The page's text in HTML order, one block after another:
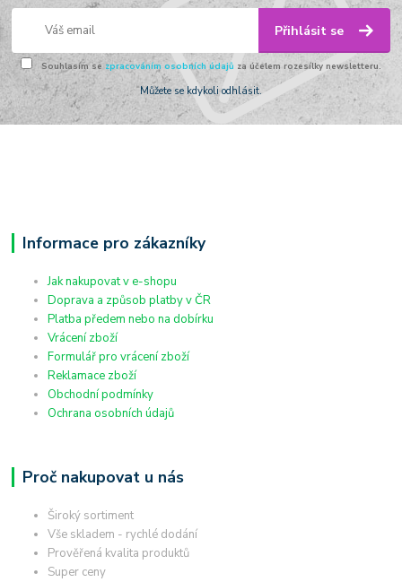
Přihlásit se
Souhlasím se zpracováním osobních údajů za účelem rozesílky newsletteru.
Můžete se kdykoli odhlásit.
Informace pro zákazníky
Jak nakupovat v e-shopu
Doprava a způsob platby v ČR
Platba předem nebo na dobírku
Vrácení zboží
Formulář pro vrácení zboží
Reklamace zboží
Obchodní podmínky
Ochrana osobních údajů
Proč nakupovat u nás
Široký sortiment
Vše skladem - rychlé dodání
Prověřená kvalita produktů
Super ceny